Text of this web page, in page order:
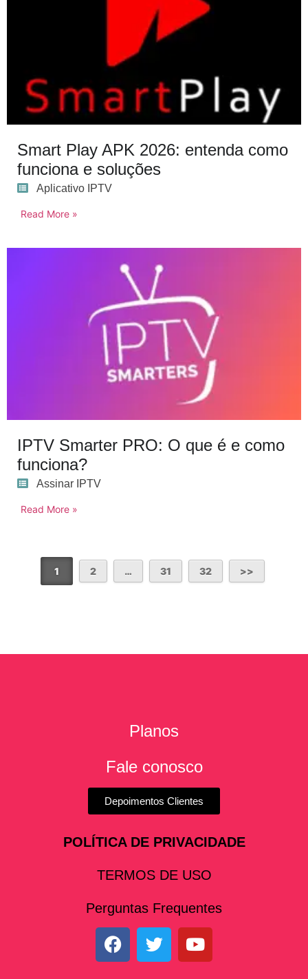
Smart Play APK 2026: entenda como
funciona e soluções
Aplicativo IPTV
Read More »
IPTV Smarter PRO: O que é e como
funciona?
Assinar IPTV
Read More »
1 2 … 31 32
Planos
Fale conosco
Depoimentos Clientes
POLÍTICA DE PRIVACIDADE
TERMOS DE USO
Perguntas Frequentes